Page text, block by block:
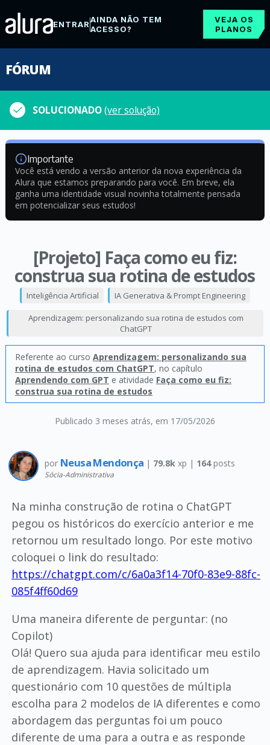
ENTRARAINDA NÃO TEM
ACESSO?
VEJA OS
PLANOS
FÓRUM
SOLUCIONADO(ver solução)
Importante
Você está vendo a versão anterior da nova experiência da
Alura que estamos preparando para você. Em breve, ela
ganha uma identidade visual novinha totalmente pensada
em potencializar seus estudos!
[Projeto] Faça como eu fiz:
construa sua rotina de estudos
Publicado 3 meses atrás, em 17/05/2026
Inteligência Artificial IA Generativa & Prompt Engineering
Aprendizagem: personalizando sua rotina de estudos com
ChatGPT
Referente ao curso Aprendizagem: personalizando sua
rotina de estudos com ChatGPT, no capítulo
Aprendendo com GPT e atividade Faça como eu fiz:
construa sua rotina de estudos
por Neusa Mendonça | 79.8k xp | 164posts
Sócia-Administrativa
Na minha construção de rotina o ChatGPT
pegou os históricos do exercício anterior e me
retornou um resultado longo. Por este motivo
coloquei o link do resultado:
https://chatgpt.com/c/6a0a3f14-70f0-83e9-88fc-
085f4ff60d69
Uma maneira diferente de perguntar: (no
Copilot)
Olá! Quero sua ajuda para identificar meu estilo
de aprendizagem. Havia solicitado um
questionário com 10 questões de múltipla
escolha para 2 modelos de IA diferentes e como
abordagem das perguntas foi um pouco
diferente de uma para a outra e as responde